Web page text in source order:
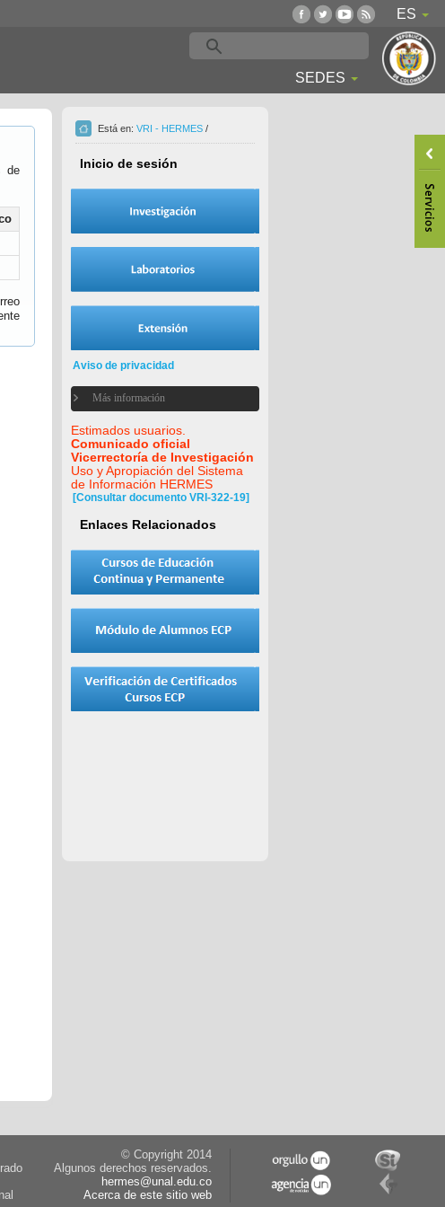
ES
SEDES
de
Está en: VRI - HERMES /
Inicio de sesión
Aviso de privacidad
Más información
Estimados usuarios.
Comunicado oficial
Vicerrectoría de Investigación
Uso y Apropiación del Sistema
de Información HERMES
[Consultar documento VRI-322-19]
Enlaces Relacionados
© Copyright 2014
Algunos derechos reservados.
hermes@unal.edu.co
Acerca de este sitio web